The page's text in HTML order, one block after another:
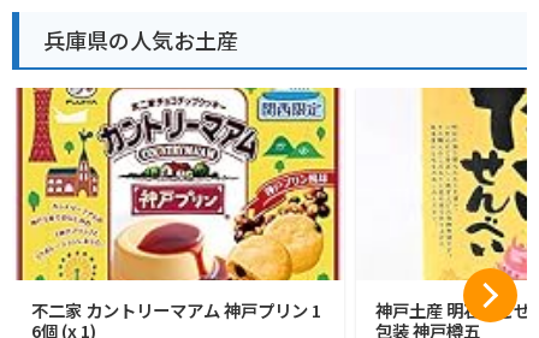
兵庫県の人気お土産
不二家 カントリーマアム 神戸プリン 1
6個 (x 1)
神戸土産 明石たこせ
包装 神戸樽五